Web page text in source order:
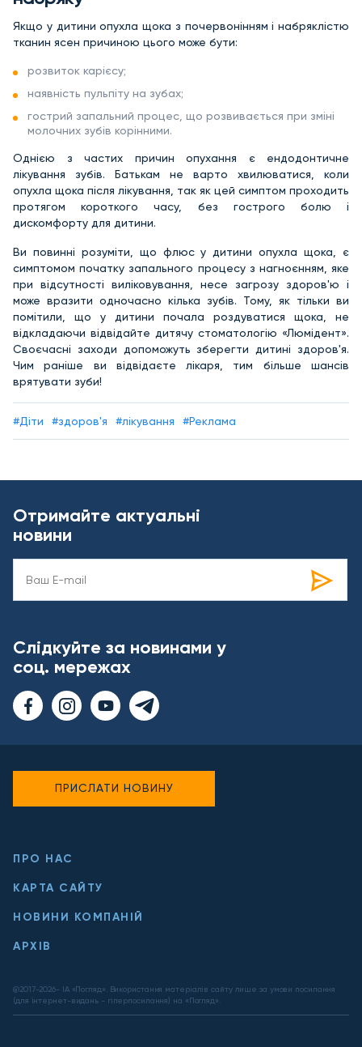
Якщо у дитини опухла щока з почервонінням і набряклістю
тканин ясен причиною цього може бути:
розвиток карієсу;
наявність пульпіту на зубах;
гострий запальний процес, що розвивається при зміні
молочних зубів корінними.
Однією з частих причин опухання є ендодонтичне
лікування зубів. Батькам не варто хвилюватися, коли
опухла щока після лікування, так як цей симптом проходить
протягом короткого часу, без гострого болю і
дискомфорту для дитини.
Ви повинні розуміти, що флюс у дитини опухла щока, є
симптомом початку запального процесу з нагноєнням, яке
при відсутності виліковування, несе загрозу здоров'ю і
може вразити одночасно кілька зубів. Тому, як тільки ви
помітили, що у дитини почала роздуватися щока, не
відкладаючи відвідайте дитячу стоматологію «Люмідент».
Своєчасні заходи допоможуть зберегти дитині здоров'я.
Чим раніше ви відвідаєте лікаря, тим більше шансів
врятувати зуби!
#Діти #здоров'я #лікування #Реклама
Отримайте актуальні
новини
Слідкуйте за новинами у
соц. мережах
ПРО НАС
КАРТА САЙТУ
НОВИНИ КОМПАНІЙ
АРХІВ
@2017-2026- ІА «Погляд». Використання матеріалів сайту лише за умови посилання
(для інтернет-видань - гіперпосилання) на «Погляд».
ПРИСЛАТИ НОВИНУ